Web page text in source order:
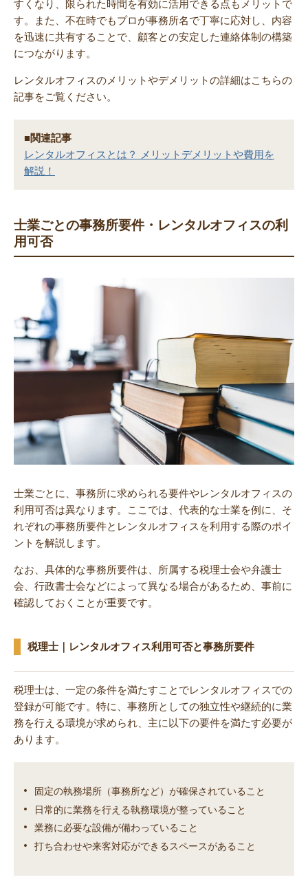
すくなり、限られた時間を有効に活用できる点もメリットで
す。また、不在時でもプロが事務所名で丁寧に応対し、内容
を迅速に共有することで、顧客との安定した連絡体制の構築
につながります。
レンタルオフィスのメリットやデメリットの詳細はこちらの
記事をご覧ください。
■関連記事
レンタルオフィスとは？ メリットデメリットや費用を
解説！
士業ごとの事務所要件・レンタルオフィスの利
用可否
士業ごとに、事務所に求められる要件やレンタルオフィスの
利用可否は異なります。ここでは、代表的な士業を例に、そ
れぞれの事務所要件とレンタルオフィスを利用する際のポイ
ントを解説します。
なお、具体的な事務所要件は、所属する税理士会や弁護士
会、行政書士会などによって異なる場合があるため、事前に
確認しておくことが重要です。
税理士｜レンタルオフィス利用可否と事務所要件
税理士は、一定の条件を満たすことでレンタルオフィスでの
登録が可能です。特に、事務所としての独立性や継続的に業
務を行える環境が求められ、主に以下の要件を満たす必要が
あります。
固定の執務場所（事務所など）が確保されていること
日常的に業務を行える執務環境が整っていること
業務に必要な設備が備わっていること
打ち合わせや来客対応ができるスペースがあること